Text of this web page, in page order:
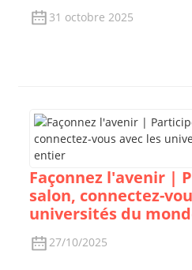
31 octobre 2025
Façonnez l'avenir |
salon, connectez-
universités du
27/10/2025